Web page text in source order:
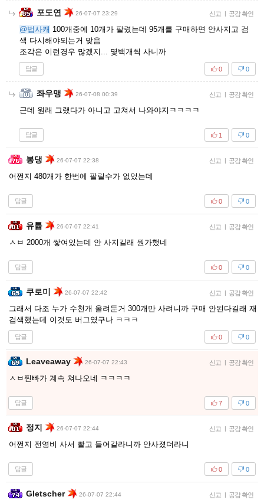
포도연 26-07-07 23:29 신고 | 공감 확인
@법사캐 100개중에 10개가 팔렸는데 95개를 구매하면 안사지고 검
색 다시해야되는거 맞음
조각은 이런경우 많겠지... 몇백개씩 사니까
답글 0
0
좌우맹 26-07-08 00:39 신고 | 공감 확인
근데 원래 그랬다가 아니고 고쳐서 나와야지ㅋㅋㅋㅋ
답글 0
1
봉댕 26-07-07 22:38 신고 | 공감 확인
어쩐지 480개가 한번에 팔릴수가 없었는데
답글 0
0
유튭 26-07-07 22:41 신고 | 공감 확인
ㅅㅂ 2000개 쌓여있는데 안 사지길래 뭔가했네
답글 0
0
쿠로미 26-07-07 22:42 신고 | 공감 확인
그래서 다조 누가 수천개 올려둔거 300개만 사려니까 구매 안된다길래 재
검색했는데 이것도 버그였구나 ㅋㅋㅋ
답글 0
0
Leaveaway 26-07-07 22:43 신고 | 공감 확인
ㅅㅂ찐빠가 계속 쳐나오네 ㅋㅋㅋㅋ
답글 0
7
정지 26-07-07 22:44 신고 | 공감 확인
어쩐지 전영비 사서 빨고 들어갈라니까 안사졌더라니
답글 0
0
Gletscher 26-07-07 22:44 신고 | 공감 확인